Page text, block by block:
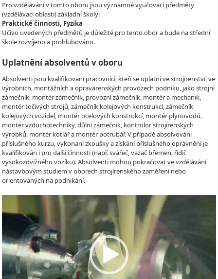
Pro vzdělávání v tomto oboru jsou významné vyučovací předměty
(vzdělávací oblasti) základní školy:
Praktické činnosti, Fyzika
Učivo uvedených předmětů je důležité pro tento obor a bude na střední
škole rozvíjeno a prohlubováno.
Uplatnění absolventů v oboru
Absolventi jsou kvalifikovaní pracovníci, kteří se uplatní ve strojírenství, ve
výrobních, montážních a opravárenských provozech podniku, jako strojní
zámečník, montér zámečník, provozní zámečník, montér a mechanik,
montér točivých strojů, zámečník kolejových konstrukcí, zámečník
kolejových vozidel, montér ocelových konstrukcí, montér plynovodů,
montér vzduchotechniky, důlní zámečník, kontrolor strojírenských
výrobků, montér kotlář a montér potrubář. V případě absolvování
příslušného kurzu, vykonaní zkoušky a získání příslušného oprávnění je
kvalifikován i pro další činnosti (např. svářeč, vazač břemen, řidič
vysokozdvižného vozíku). Absolventi mohou pokračovat ve vzdělávání
nástavbovým studiem v oborech strojírenského zaměření nebo
orientovaných na podnikání.